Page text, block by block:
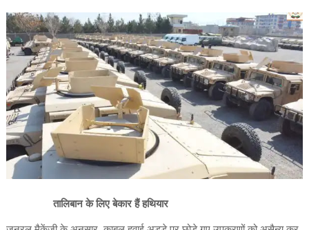
तालिबान के लिए बेकार हैं हथियार